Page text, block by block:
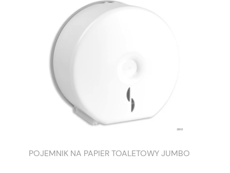
POJEMNIK NA PAPIER TOALETOWY JUMBO